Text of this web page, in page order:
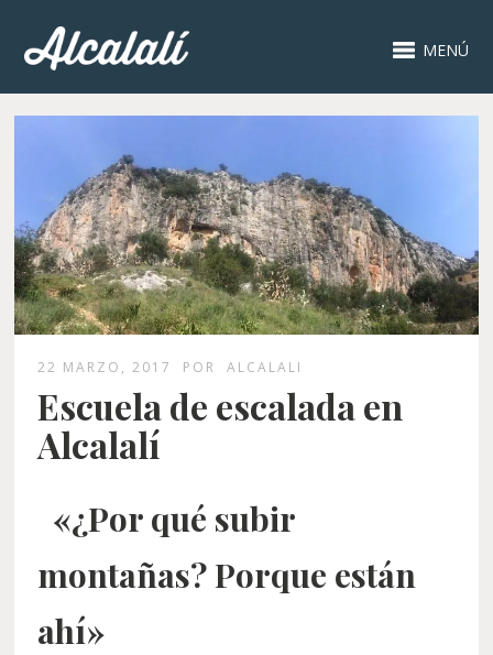
MENÚ
22 MARZO, 2017 POR ALCALALI
Escuela de escalada en
Alcalalí
«¿Por qué subir
montañas? Porque están
ahí»